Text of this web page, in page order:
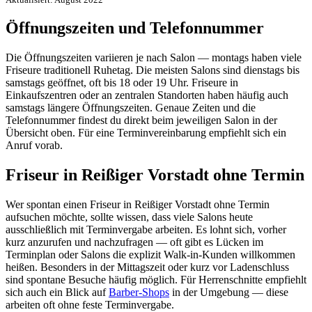
Öffnungszeiten und Telefonnummer
Die Öffnungszeiten variieren je nach Salon — montags haben viele
Friseure traditionell Ruhetag. Die meisten Salons sind dienstags bis
samstags geöffnet, oft bis 18 oder 19 Uhr. Friseure in
Einkaufszentren oder an zentralen Standorten haben häufig auch
samstags längere Öffnungszeiten. Genaue Zeiten und die
Telefonnummer findest du direkt beim jeweiligen Salon in der
Übersicht oben. Für eine Terminvereinbarung empfiehlt sich ein
Anruf vorab.
Friseur in Reißiger Vorstadt ohne Termin
Wer spontan einen Friseur in Reißiger Vorstadt ohne Termin
aufsuchen möchte, sollte wissen, dass viele Salons heute
ausschließlich mit Terminvergabe arbeiten. Es lohnt sich, vorher
kurz anzurufen und nachzufragen — oft gibt es Lücken im
Terminplan oder Salons die explizit Walk-in-Kunden willkommen
heißen. Besonders in der Mittagszeit oder kurz vor Ladenschluss
sind spontane Besuche häufig möglich. Für Herrenschnitte empfiehlt
sich auch ein Blick aufBarber-Shops in der Umgebung — diese
arbeiten oft ohne feste Terminvergabe.